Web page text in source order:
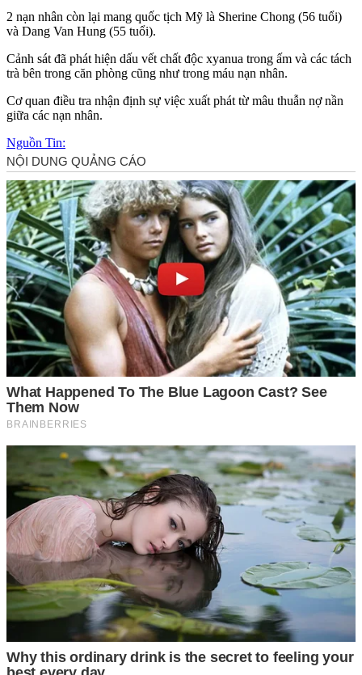
2 nạn nhân còn lại mang quốc tịch Mỹ là Sherine Chong (56 tuổi)
và Dang Van Hung (55 tuổi).
Cảnh sát đã phát hiện dấu vết chất độc xyanua trong ấm và các tách
trà bên trong căn phòng cũng như trong máu nạn nhân.
Cơ quan điều tra nhận định sự việc xuất phát từ mâu thuẫn nợ nần
giữa các nạn nhân.
Nguồn Tin: